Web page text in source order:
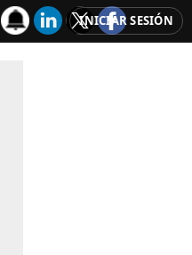
INICIAR SESIÓN